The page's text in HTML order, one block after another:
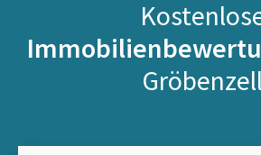
Gröbenzell